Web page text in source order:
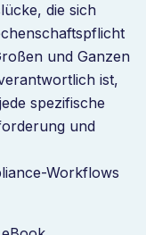
die sich
und Ganzen
ist,
spezifische
und
Workflows